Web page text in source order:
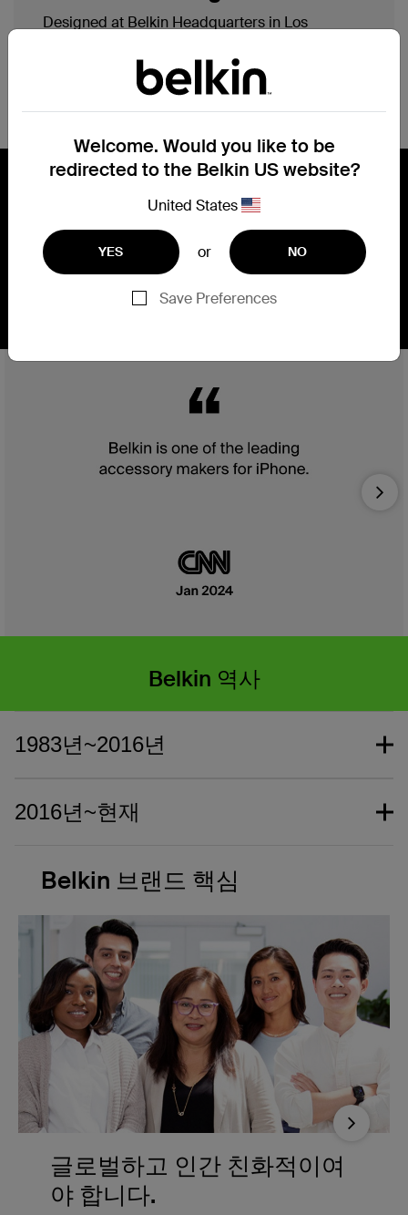
Designed at Belkin Headquarters in Los
precision in mind, our products are engineered
with multiple purposes, ergonomic assessments
and sustainable materials.
Engineering, performance, safety,
and reliability.
엔지니어링, 성능, 안전성, 신뢰성.
Next
Belkin 역사
1983년~2016년
2016년~현재
Belkin 브랜드 핵심
글로벌하고 인간 친화적이여
야 합니다.
Next
Welcome. Would you like to be
redirected to the Belkin US website?
United States
YES or NO
Save Preferences